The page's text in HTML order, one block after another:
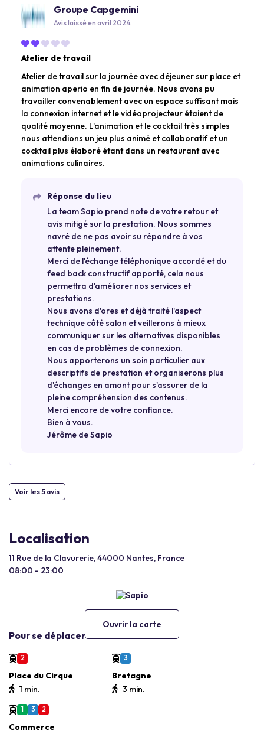
Groupe Capgemini
Avis laissé en avril 2024
Atelier de travail
Atelier de travail sur la journée avec déjeuner sur place et
animation aperio en fin de journée. Nous avons pu
travailler convenablement avec un espace suffisant mais
la connexion internet et le vidéoprojecteur étaient de
qualité moyenne. L'animation et le cocktail très simples
nous attendions un jeu plus animé et collaboratif et un
cocktail plus élaboré étant dans un restaurant avec
animations culinaires.
Réponse du lieu
La team Sapio prend note de votre retour et
avis mitigé sur la prestation. Nous sommes
navré de ne pas avoir su répondre à vos
attente pleinement.
Merci de l'échange téléphonique accordé et du
feed back constructif apporté, cela nous
permettra d'améliorer nos services et
prestations.
Nous avons d'ores et déjà traité l'aspect
technique côté salon et veillerons à mieux
communiquer sur les alternatives disponibles
en cas de problèmes de connexion.
Nous apporterons un soin particulier aux
descriptifs de prestation et organiserons plus
d'échanges en amont pour s'assurer de la
pleine compréhension des contenus.
Merci encore de votre confiance.
Bien à vous.
Jérôme de Sapio
Voir les 5 avis
Localisation
11 Rue de la Clavurerie, 44000 Nantes, France
08:00 - 23:00
Ouvrir la carte
Pour se déplacer
2
Place du Cirque
1 min.
3
Bretagne
3 min.
1 3 2
Commerce